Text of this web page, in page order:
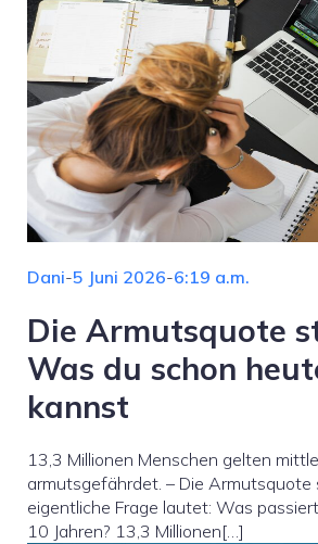
Dani-5 Juni 2026-6:19 a.m.
Die Armutsquote
Was du schon
kannst
13,3 Millionen Menschen gelten
armutsgefährdet. – Die Armutsquote
eigentliche Frage lautet: Was
10 Jahren? 13,3 Millionen[…]